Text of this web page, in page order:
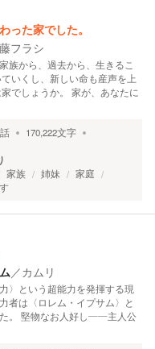
った家でした。
フラシ
族から、過去から、生きるこ
いくし、新しい命も産声を上
でしょうか。 家が、あなたに
話 170,222文字
家族 姉妹
家庭
／カムリ
〉という超能力を発揮する現
者は〈ロレム・イプサム〉と
。 堅物なお人好し――主人公